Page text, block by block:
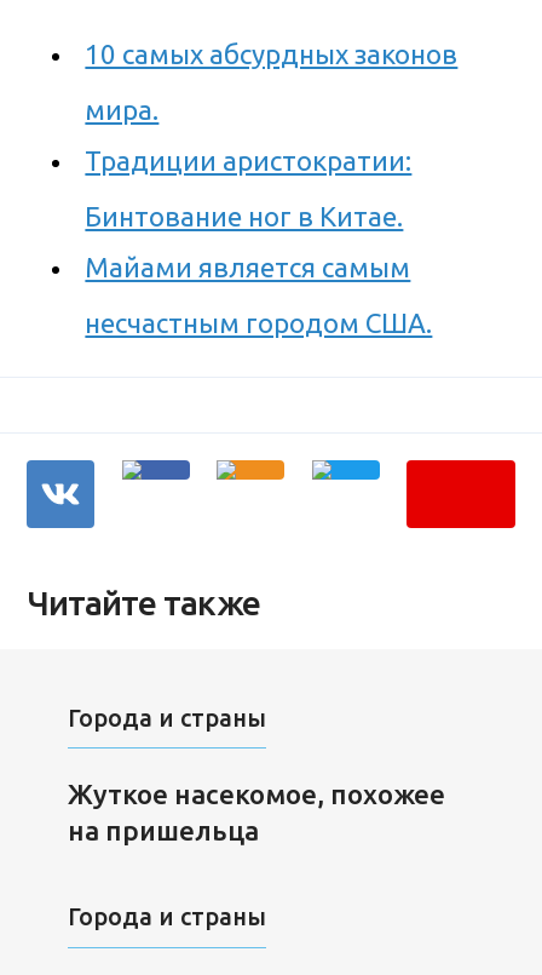
10 самых абсурдных законов
мира.
Традиции аристократии:
Бинтование ног в Китае.
Майами является самым
несчастным городом США.
Читайте также
Города и страны
Жуткое насекомое, похожее
на пришельца
Города и страны